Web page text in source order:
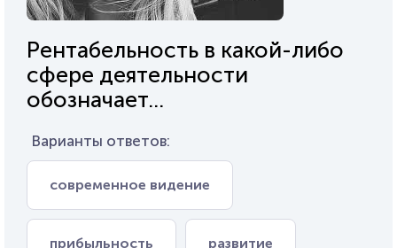
Рентабельность в какой-либо
сфере деятельности
обозначает...
Варианты ответов:
современное видение
прибыльность развитие